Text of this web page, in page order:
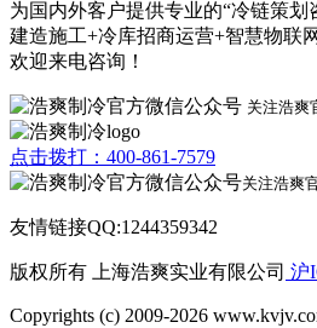
为国内外客户提供专业的“冷链策
建造施工+冷库招商运营+智慧物联
欢迎来电咨询！
关注浩爽
点击拨打：400-861-7579
关注浩爽
友情链接QQ:1244359342
版权所有 上海浩爽实业有限公司 沪
Copyrights (c) 2009-2026